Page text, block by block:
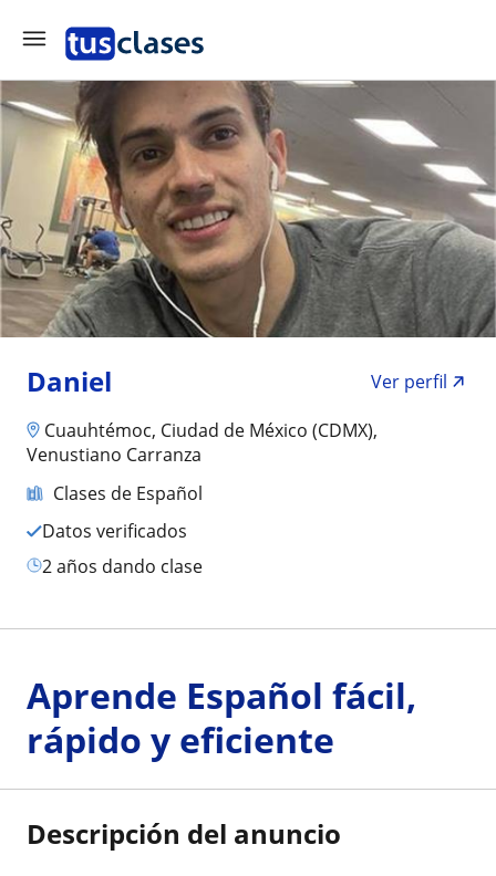
Daniel
Ver perfil
Cuauhtémoc, Ciudad de México (CDMX),
Venustiano Carranza
Clases de Español
Datos verificados
2 años dando clase
Aprende Español fácil,
rápido y eficiente
Descripción del anuncio